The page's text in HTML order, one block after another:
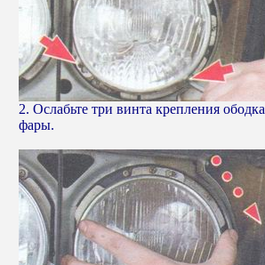
2. Ослабьте три винта крепления ободка
фары.